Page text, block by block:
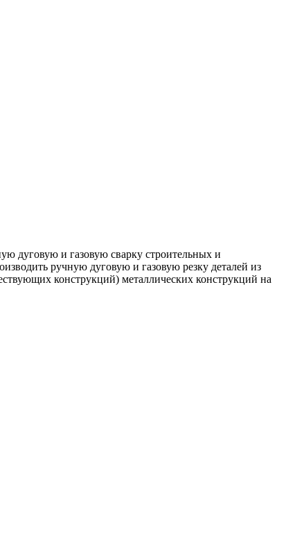
дуговую и газовую сварку строительных и
ручную дуговую и газовую резку деталей из
конструкций) металлических конструкций на